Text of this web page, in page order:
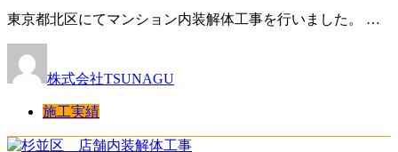
東京都北区にてマンション内装解体工事を行いました。 …
株式会社TSUNAGU
施工実績